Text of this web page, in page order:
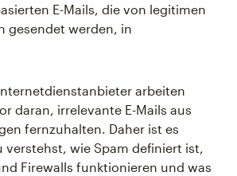
E-Mails, die von legitimen
gesendet werden, in
arbeiten
daran, irrelevante E-Mails aus
fernzuhalten. Daher ist es
verstehst, wie Spam definiert ist,
Firewalls funktionieren und was